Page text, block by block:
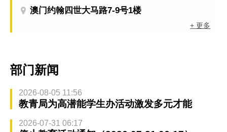
澳门约翰四世大马路7-9号1楼
+ 更多
部门新闻
2026-08-05 11:56
教青局为高潜能学生办活动激发多元才能
2026-07-31 06:17